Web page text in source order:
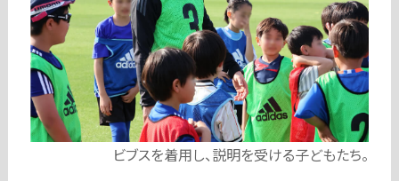
ビブスを着用し、説明を受ける子どもたち。